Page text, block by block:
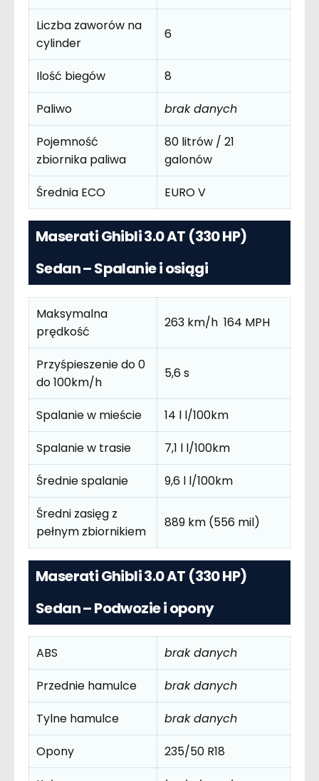
Liczba zaworów na
cylinder
6
Ilość biegów
8
Paliwo
brak danych
Pojemność
zbiornika paliwa
80 litrów / 21
galonów
Średnia ECO
EURO V
Maserati Ghibli 3.0 AT (330 HP)
Sedan – Spalanie i osiągi
Maksymalna
prędkość
263 km/h 164 MPH
Przyśpieszenie do 0
do 100km/h
5,6 s
Spalanie w mieście
14 l l/100km
Spalanie w trasie
7,1 l l/100km
Średnie spalanie
9,6 l l/100km
Średni zasięg z
pełnym zbiornikiem
889 km (556 mil)
Maserati Ghibli 3.0 AT (330 HP)
Sedan – Podwozie i opony
ABS
brak danych
Przednie hamulce
brak danych
Tylne hamulce
brak danych
Opony
235/50 R18